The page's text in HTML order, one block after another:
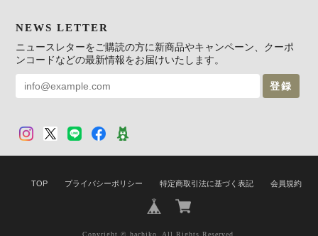
NEWS LETTER
ニュースレターをご購読の方に新商品やキャンペーン、クーポ
ンコードなどの最新情報をお届けいたします。
登録
TOP プライバシーポリシー 特定商取引法に基づく表記 会員規約